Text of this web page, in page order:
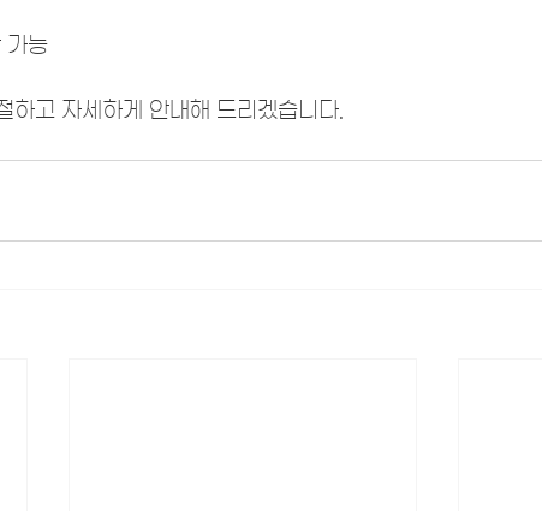
가능
하고 자세하게 안내해 드리겠습니다.